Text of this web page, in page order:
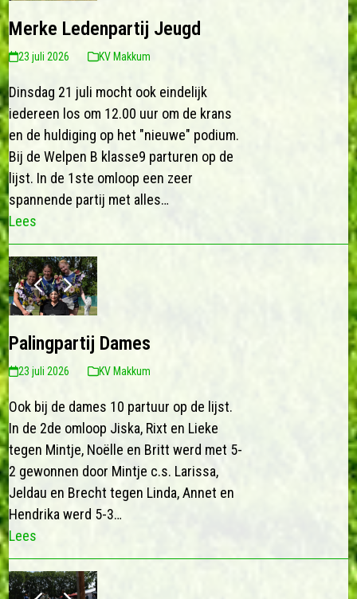
Merke Ledenpartij Jeugd
23 juli 2026 KV Makkum
Dinsdag 21 juli mocht ook eindelijk
iedereen los om 12.00 uur om de krans
en de huldiging op het "nieuwe" podium.
Bij de Welpen B klasse9 parturen op de
lijst. In de 1ste omloop een zeer
spannende partij met alles…
Lees
previous
slide
next
slide
Palingpartij Dames
23 juli 2026 KV Makkum
Ook bij de dames 10 partuur op de lijst.
In de 2de omloop Jiska, Rixt en Lieke
tegen Mintje, Noëlle en Britt werd met 5-
2 gewonnen door Mintje c.s. Larissa,
Jeldau en Brecht tegen Linda, Annet en
Hendrika werd 5-3…
Lees
previous
next